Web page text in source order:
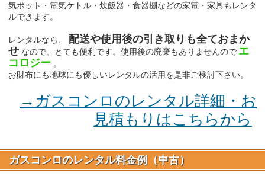
気ポット・電気ケトル・炊飯器・食器棚などの家電・家具もレンタ
ルできます。
レンタルなら、
配送や使用後の引き取りも全ておまか
せ なので、とても便利です。使用後の廃棄もありませんので エ
コロジー 。
お財布にも地球にも優しいレンタルの活用を是非ご検討下さい。
→ガスコンロのレンタル詳細・お
見積もりはこちらから
ガスコンロのレンタル料金例（中古）